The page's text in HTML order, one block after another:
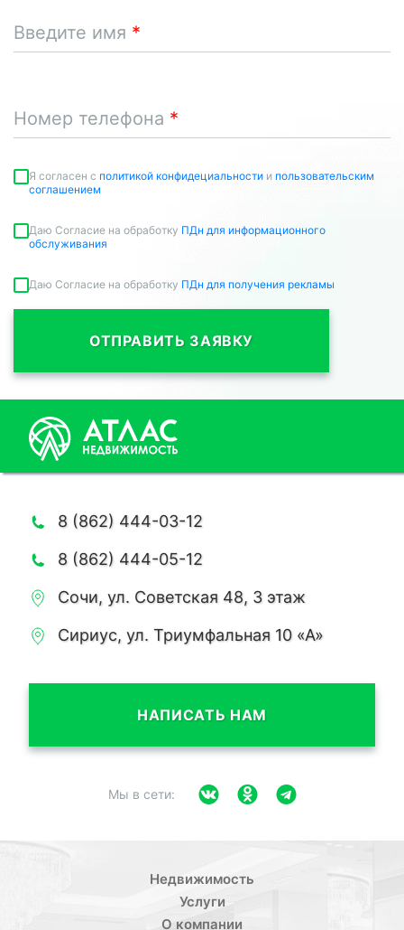
Введите имя
Номер телефона
Я согласен c политикой конфидециальности и пользовательским
соглашением
Даю Согласие на обработку ПДн для информационного
обслуживания
Даю Согласие на обработку ПДн для получения рекламы
ОТПРАВИТЬ ЗАЯВКУ
8 (862) 444-03-12
8 (862) 444-05-12
Сочи, ул. Советская 48, 3 этаж
Сириус, ул. Триумфальная 10 «А»
НАПИСАТЬ НАМ
Мы в сети:
Недвижимость
Услуги
О компании